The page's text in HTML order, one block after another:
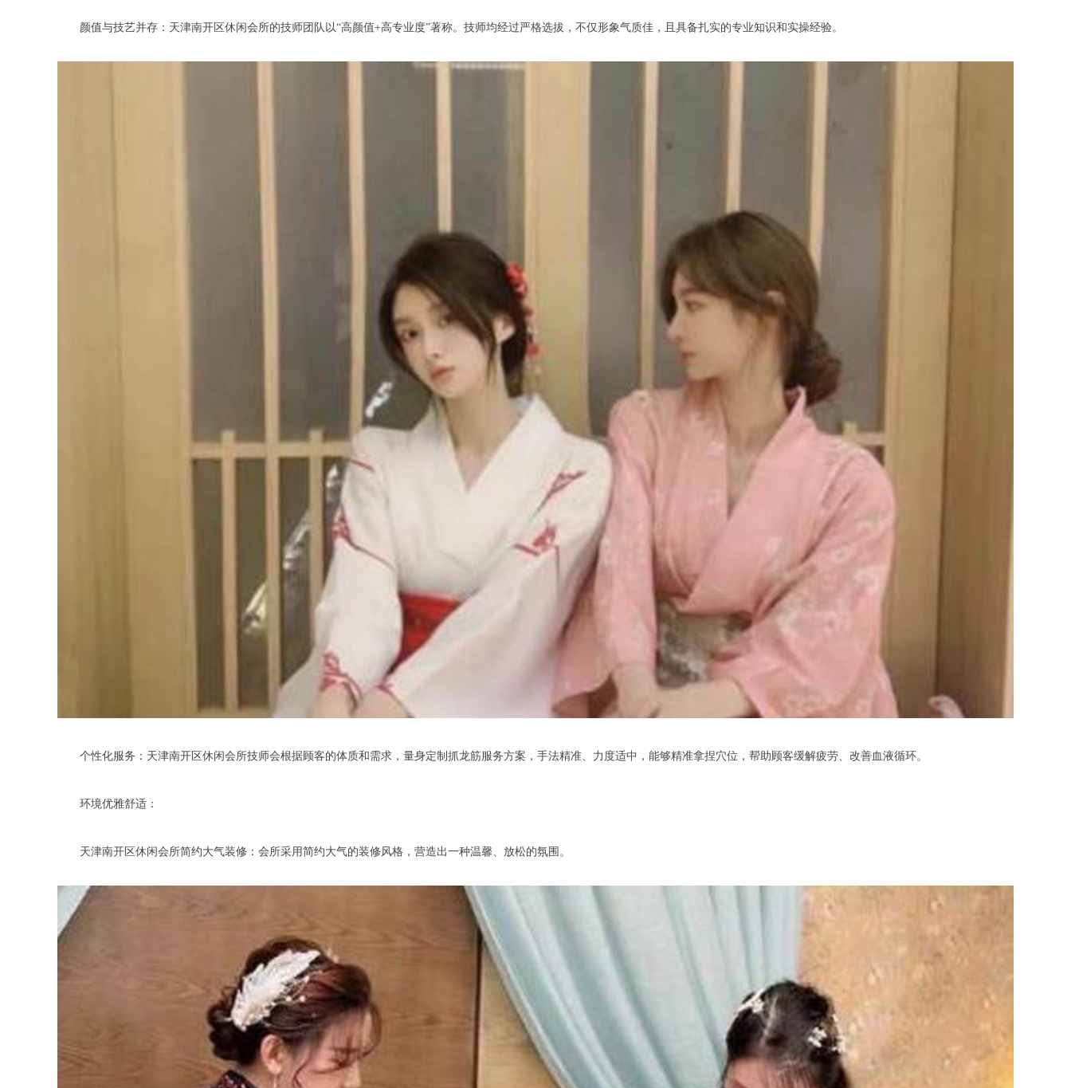
颜值与技艺并存：天津南开区休闲会所的技师团队以“高颜值+高专业度”著称。技师均经过严格选拔，不仅形象气质佳，且具备扎实的专业知识和实操经验。
个性化服务：天津南开区休闲会所技师会根据顾客的体质和需求，量身定制抓龙筋服务方案，手法精准、力度适中，能够精准拿捏穴位，帮助顾客缓解疲劳、改善血液循环。
环境优雅舒适：
天津南开区休闲会所简约大气装修：会所采用简约大气的装修风格，营造出一种温馨、放松的氛围。